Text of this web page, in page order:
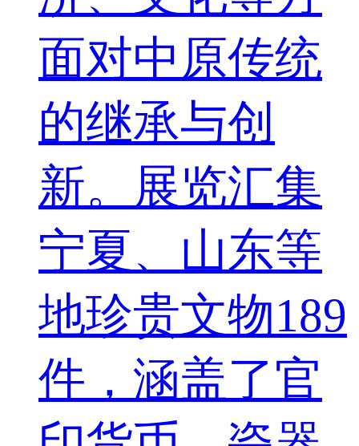
面对中原传统
的继承与创
新。展览汇集
宁夏、山东等
地珍贵文物189
件，涵盖了官